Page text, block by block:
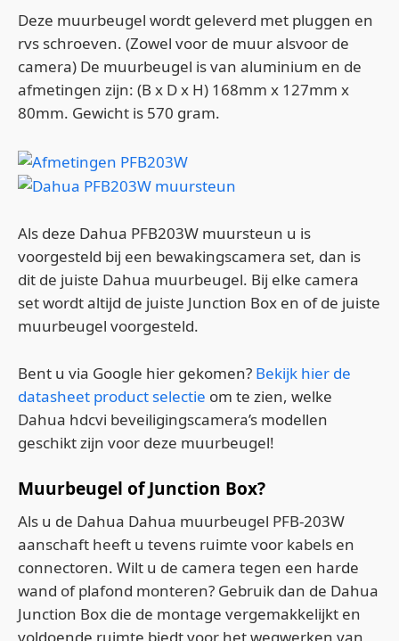
Deze muurbeugel wordt geleverd met pluggen en
rvs schroeven. (Zowel voor de muur alsvoor de
camera) De muurbeugel is van aluminium en de
afmetingen zijn: (B x D x H) 168mm x 127mm x
80mm. Gewicht is 570 gram.
Als deze Dahua PFB203W muursteun u is
voorgesteld bij een bewakingscamera set, dan is
dit de juiste Dahua muurbeugel. Bij elke camera
set wordt altijd de juiste Junction Box en of de juiste
muurbeugel voorgesteld.
Bent u via Google hier gekomen? Bekijk hier de
datasheet product selectie om te zien, welke
Dahua hdcvi beveiligingscamera’s modellen
geschikt zijn voor deze muurbeugel!
Muurbeugel of Junction Box?
Als u de Dahua Dahua muurbeugel PFB-203W
aanschaft heeft u tevens ruimte voor kabels en
connectoren. Wilt u de camera tegen een harde
wand of plafond monteren? Gebruik dan de Dahua
Junction Box die de montage vergemakkelijkt en
voldoende ruimte biedt voor het wegwerken van